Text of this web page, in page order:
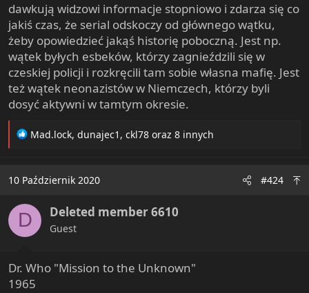
dawkują widzowi informacje stopniowo i zdarza się co
jakiś czas, że serial odskoczy od głównego wątku,
żeby opowiedzieć jakąś historię poboczną. Jest np.
wątek byłych esbeków, którzy zagnieździli się w
czeskiej policji i rozkręcili tam sobie własna mafię. Jest
też wątek neonazistów w Niemczech, którzy byli
dosyć aktywni w tamtym okresie.
R
t
o
n
s
Mad.lock, dunajec1 , ckl78 oraz 8 innych
10 Październik 2020 #424
D Deleted member 6610
Guest
Dr. Who "Mission to the Unknown"
1965